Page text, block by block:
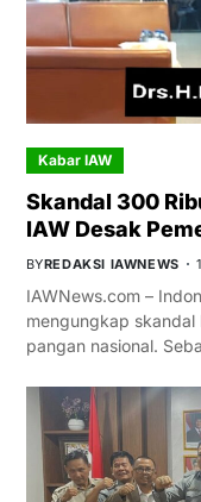
Kabar IAW
Skandal 300
IAW Desak
BYREDAKSI IAWNEWS
IAWNews.com –
mengungkap
pangan nasional.